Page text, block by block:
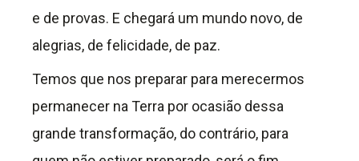
e de provas. E chegará um mundo novo, de
alegrias, de felicidade, de paz.
Temos que nos preparar para merecermos
permanecer na Terra por ocasião dessa
grande transformação, do contrário, para